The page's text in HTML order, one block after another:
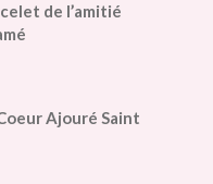
de l’amitié
Ajouré Saint